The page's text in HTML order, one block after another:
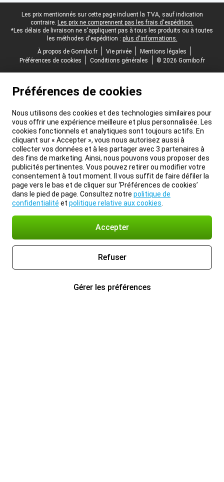
Pied-de-page légal
Les prix mentionnés sur cette page incluent la TVA, sauf indication
contraire. Les prix ne comprennent pas les frais d'expédition.
*Les délais de livraison ne s'appliquent pas à tous les produits ou à toutes
les méthodes d'expédition : plus d'informations.
À propos de Gomibo.fr
Vie privée
Mentions légales
Préférences de cookies
Conditions générales © 2026 Gomibo.fr
Préférences de cookies
Nous utilisons des cookies et des technologies similaires pour
vous offrir une expérience meilleure et plus personnalisée. Les
cookies fonctionnels et analytiques sont toujours actifs. En
cliquant sur « Accepter », vous nous autorisez aussi à
collecter vos données et à les partager avec 3 partenaires à
des fins de marketing. Ainsi, nous pouvons vous proposer des
publicités pertinentes. Vous pouvez retirer ou modifier votre
consentement à tout moment. Il vous suffit de faire défiler la
page vers le bas et de cliquer sur ‘Préférences de cookies’
dans le pied de page. Consultez notre politique de
confidentialité et politique relative aux cookies
Accepter
Refuser
Gérer les préférences